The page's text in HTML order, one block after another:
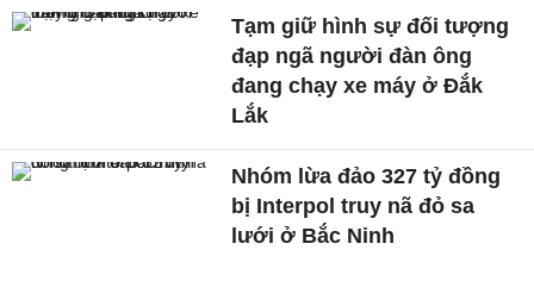
Tạm giữ hình sự đối tượng
đạp ngã người đàn ông
đang chạy xe máy ở Đắk
Lắk
Nhóm lừa đảo 327 tỷ đồng
bị Interpol truy nã đỏ sa
lưới ở Bắc Ninh